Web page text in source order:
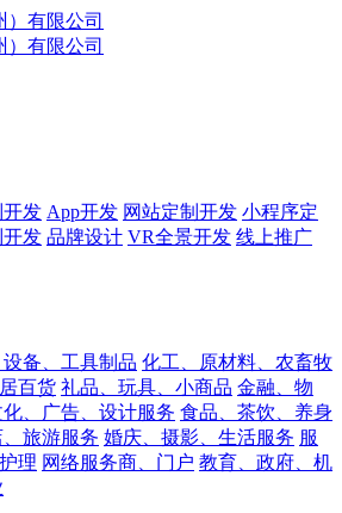
发 App开发 网站定制开发 小程序定
开发 品牌设计 VR全景开发 线上推广
备、工具制品 化工、原材料、农畜牧
百货 礼品、玩具、小商品 金融、物
化、广告、设计服务 食品、茶饮、养身
旅游服务 婚庆、摄影、生活服务 服
理 网络服务商、门户 教育、政府、机